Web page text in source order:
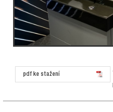
pdf ke stažení